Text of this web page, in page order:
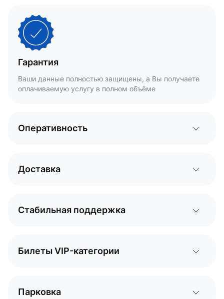
Гарантия
Ваши данные полностью защищены, а Вы получаете
оплачиваемую услугу в полном объёме
Оперативность
Доставка
Стабильная поддержка
Билеты VIP-категории
Парковка